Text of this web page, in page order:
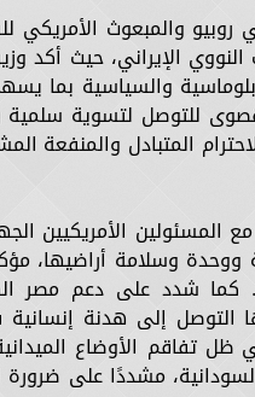
روبيو والمبعوث
الإيراني، حيث أكد
والسياسية بما
للتوصل لتسوية
المتبادل والمنفعة
الأمريكيين
وسلامة أراضيها،
كما شدد على دعم مصر
التوصل إلى هدنة
ظل تفاقم الأوضاع
مشددًا على